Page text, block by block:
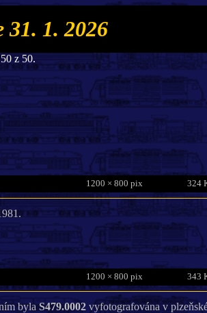
1. 2026
z 50.
1200 × 800 pix 324
1200 × 800 pix 343
byla S479.0002 vyfotografována v